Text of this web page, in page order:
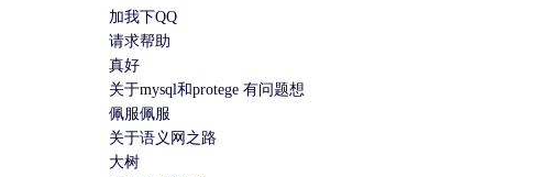
加我下QQ
请求帮助
真好
关于mysql和protege 有问题想
佩服佩服
关于语义网之路
大树